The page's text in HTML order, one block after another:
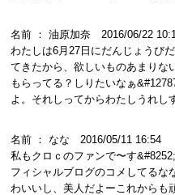
名前 ： 油原加奈 2016/06/22
わたしは6月27日にだんじょうび
てきたから、欲しいものあまりな
もらってる？しりたいなぁ
よ。それしってからわたしうれし
名前 ： なな 2016/05/11 16:54
私もクロｃのファンで〜す
フィシャルブログのコメしてるな
わいいし、美人だよーこれからも